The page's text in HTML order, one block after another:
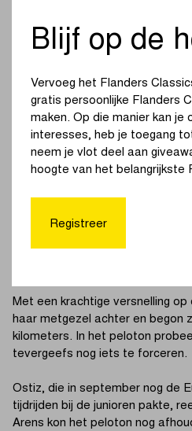
tot op 25 km van de streep toen
vandoor ging. Ze dook solo de
de voet van de laatste keer
verhaal uit.
Op de uitlopers van die klim
kampioene Paula Ostiz. Alleen
Arens kon haar wagonnetje
afdaling in, met daarachter een
beperkte voorsprong op het
De samenwerking bij het duo
het peloton, dat zich intussen bij
gevoegd. Dichterbij kwamen ze
Met een krachtige versnelling
haar metgezel achter en begon
kilometers. In het peloton
tevergeefs nog iets te forceren.
Ostiz, die in september nog de
tijdrijden bij de junioren pakte,
Arens kon het peloton nog
Blijf op de
Vervoeg het Flanders
gratis persoonlijke Flanders
maken. Op die manier kan je
interesses, heb je toegang
neem je vlot deel aan
hoogte van het belangrijkste
Registreer